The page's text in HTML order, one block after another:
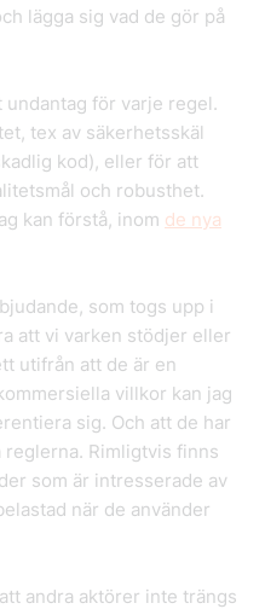
lägga sig vad de gör på
för varje regel.
tex av säkerhetsskäl
kod), eller för att
och robusthet.
kan förstå, inom de nya
som togs upp i
att vi varken stödjer eller
utifrån att de är en
villkor kan jag
sig. Och att de har
Rimligtvis finns
som är intresserade av
när de använder
andra aktörer inte trängs